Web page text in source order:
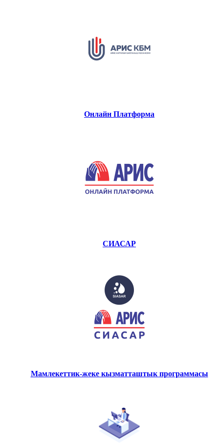
Онлайн Платформа
СИАСАР
Мамлекеттик-жеке кызматташтык программасы